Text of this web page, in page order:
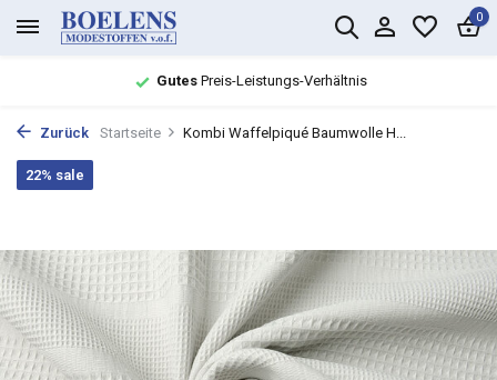
0
GutesPreis-Leistungs-Verhältnis
Zurück Startseite Kombi Waffelpiqué Baumwolle H...
22% sale